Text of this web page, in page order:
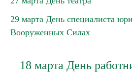
29 марта День специалиста
Вооруженных Силах
18 марта День